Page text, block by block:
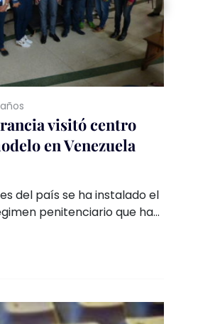
visitó centro
en Venezuela
del país se ha instalado el
penitenciario que ha
integral de los